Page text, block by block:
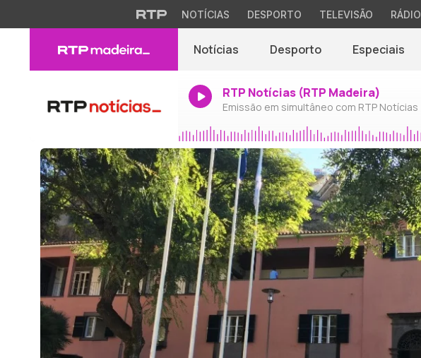
NOTÍCIAS DESPORTO TELEVISÃO RÁDIO
Notícias Desporto Especiais
RTP Notícias (RTP Madeira)
Emissão em simultâneo com RTP Notícias